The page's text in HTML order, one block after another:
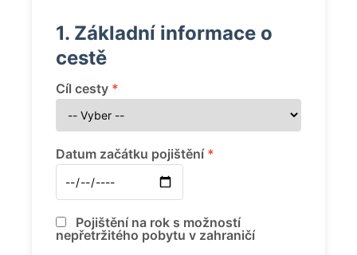
1. Základní informace o
cestě
Cíl cesty *
Datum začátku pojištění *
Pojištění na rok s možností
nepřetržitého pobytu v zahraničí